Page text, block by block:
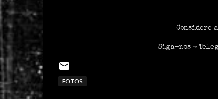
Considere
Siga-nos →
FOTOS